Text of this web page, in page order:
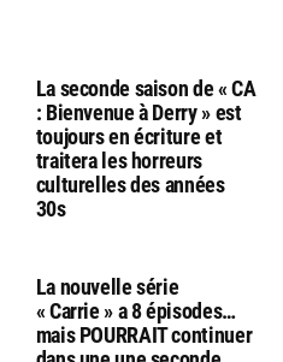
La seconde saison de « CA
: Bienvenue à Derry » est
toujours en écriture et
traitera les horreurs
culturelles des années
30s
La nouvelle série
« Carrie » a 8 épisodes…
mais POURRAIT continuer